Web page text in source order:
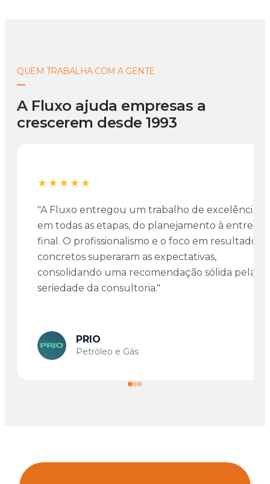
QUEM TRABALHA COM A GENTE
A Fluxo ajuda empresas a
crescerem desde 1993
★★★★★
"A Fluxo entregou um trabalho de excelência
em todas as etapas, do planejamento à entrega
final. O profissionalismo e o foco em resultados
concretos superaram as expectativas,
consolidando uma recomendação sólida pela
seriedade da consultoria."
PRIO
Petróleo e Gás